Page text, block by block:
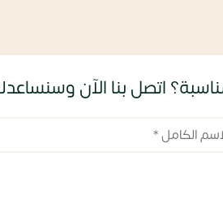
اتصل بنا الآن